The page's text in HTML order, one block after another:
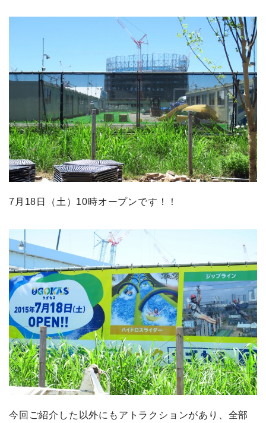
7月18日（土）10時オープンです！！
今回ご紹介した以外にもアトラクションがあり、全部